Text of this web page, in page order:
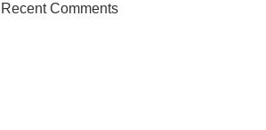
Recent Comments